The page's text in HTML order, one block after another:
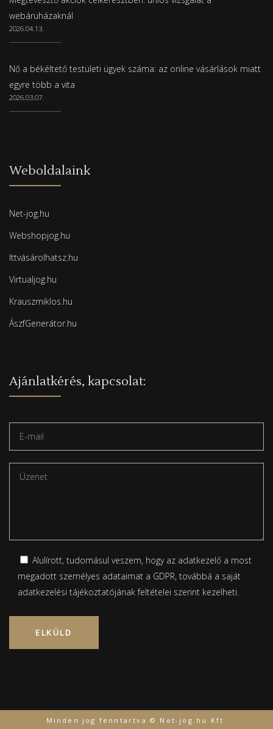
webáruházaknál
2026.04.13.
Nő a békéltető testületi ügyek száma: az online vásárlások miatt
egyre több a vita
2026.03.07.
Weboldalaink
Net-jog.hu
Webshopjog.hu
Ittvásárolhatsz.hu
Virtualjog.hu
Krauszmiklos.hu
ÁszfGenerátor.hu
Ajánlatkérés, kapcsolat:
Alulírott, tudomásul veszem, hogy az adatkezelő a most
megadott személyes adataimat a GDPR, továbbá a saját
adatkezelési tájékoztatójánakfeltételei szerint kezelheti.
Please leave this field empty.
Minden jog fenntartva © Net-jog.hu Kft.